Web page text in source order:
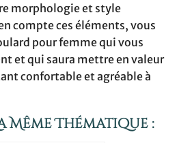
morphologie et style
compte ces éléments, vous
pour femme qui vous
et qui saura mettre en valeur
confortable et agréable à
Même Thématique :